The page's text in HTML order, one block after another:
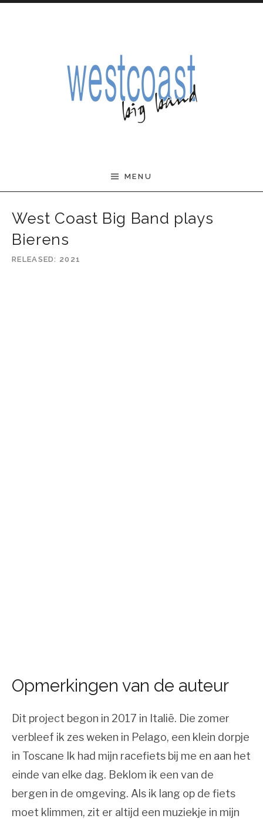
West Coast Big Band
MENU
West Coast Big Band plays
Bierens
RELEASED 2021
Opmerkingen van de auteur
Dit project begon in 2017 in Italië. Die zomer
verbleef ik zes weken in Pelago, een klein dorpje
in Toscane Ik had mijn racefiets bij me en aan het
einde van elke dag. Beklom ik een van de
bergen in de omgeving. Als ik lang op de fiets
moet klimmen, zit er altijd een muziekje in mijn